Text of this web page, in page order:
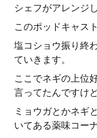
シェフがアレンジ
このポッドキャス
塩コショウ振り終
ていきます。
ここでネギの上位
言ってたんですけど
ミョウガとかネギ
いてある薬味コー